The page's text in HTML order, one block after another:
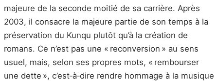
majeure de la seconde moitié de sa carrière. Après
2003, il consacre la majeure partie de son temps à la
préservation du Kunqu plutôt qu’à la création de
romans. Ce n’est pas une « reconversion » au sens
usuel, mais, selon ses propres mots, « rembourser
une dette », c’est‑à‑dire rendre hommage à la musique